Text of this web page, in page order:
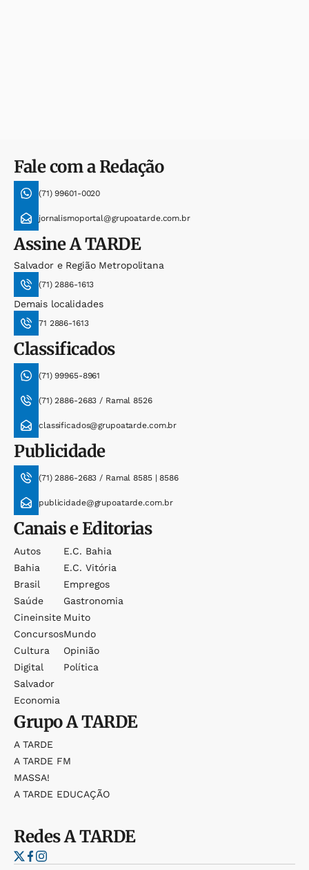
Fale com a Redação
(71) 99601-0020
jornalismoportal@grupoatarde.com.br
AssineA TARDE
Salvador e Região Metropolitana
(71) 2886-1613
Demais localidades
71 2886-1613
Classificados
(71) 99965-8961
(71) 2886-2683 / Ramal 8526
classificados@grupoatarde.com.br
Publicidade
(71) 2886-2683 / Ramal 8585 | 8586
publicidade@grupoatarde.com.br
Canais e Editorias
Autos
Bahia
Brasil
Saúde
Cineinsite
Concursos
Cultura
Digital
Salvador
Economia
E.c. Bahia
E.c. Vitória
Empregos
Gastronomia
Muito
Mundo
Opinião
Política
GrupoA TARDE
A TARDE
A TARDE FM
MASSA!
A TARDE EDUCAÇÃO
RedesA TARDE